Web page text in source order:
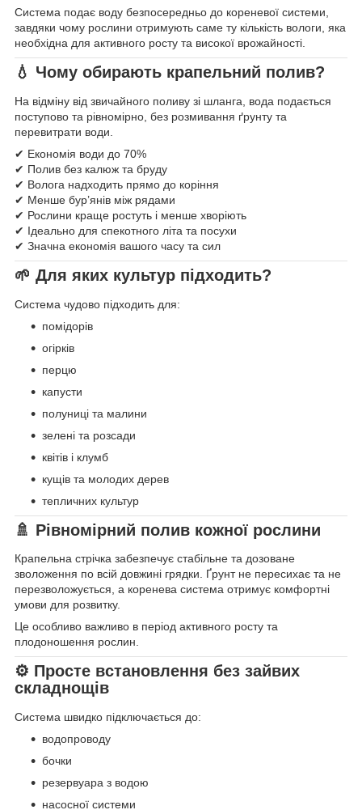
Система подає воду безпосередньо до кореневої системи,
завдяки чому рослини отримують саме ту кількість вологи, яка
необхідна для активного росту та високої врожайності.
💧 Чому обирають крапельний полив?
На відміну від звичайного поливу зі шланга, вода подається
поступово та рівномірно, без розмивання ґрунту та
перевитрати води.
✔ Економія води до 70%
✔ Полив без калюж та бруду
✔ Волога надходить прямо до коріння
✔ Менше бур’янів між рядами
✔ Рослини краще ростуть і менше хворіють
✔ Ідеально для спекотного літа та посухи
✔ Значна економія вашого часу та сил
🌱 Для яких культур підходить?
Система чудово підходить для:
помідорів
огірків
перцю
капусти
полуниці та малини
зелені та розсади
квітів і клумб
кущів та молодих дерев
тепличних культур
🚿 Рівномірний полив кожної рослини
Крапельна стрічка забезпечує стабільне та дозоване
зволоження по всій довжині грядки. Ґрунт не пересихає та не
перезволожується, а коренева система отримує комфортні
умови для розвитку.
Це особливо важливо в період активного росту та
плодоношення рослин.
⚙ Просте встановлення без зайвих
складнощів
Система швидко підключається до:
водопроводу
бочки
резервуара з водою
насосної системи